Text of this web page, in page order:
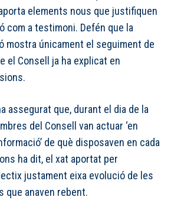
elements nous que justifiquen
com a testimoni. Defén que la
mostra únicament el seguiment de
el Consell ja ha explicat en
assegurat que, durant el dia de la
del Consell van actuar ‘en
de què disposaven en cada
ha dit, el xat aportat per
justament eixa evolució de les
que anaven rebent.